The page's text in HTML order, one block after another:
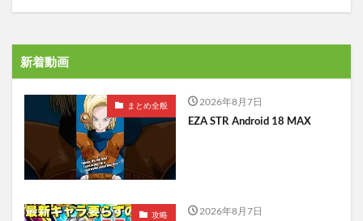
新着動画
まとめ全般 2026年8月7日
EZA STR Android 18 MAX
攻略 2026年8月7日